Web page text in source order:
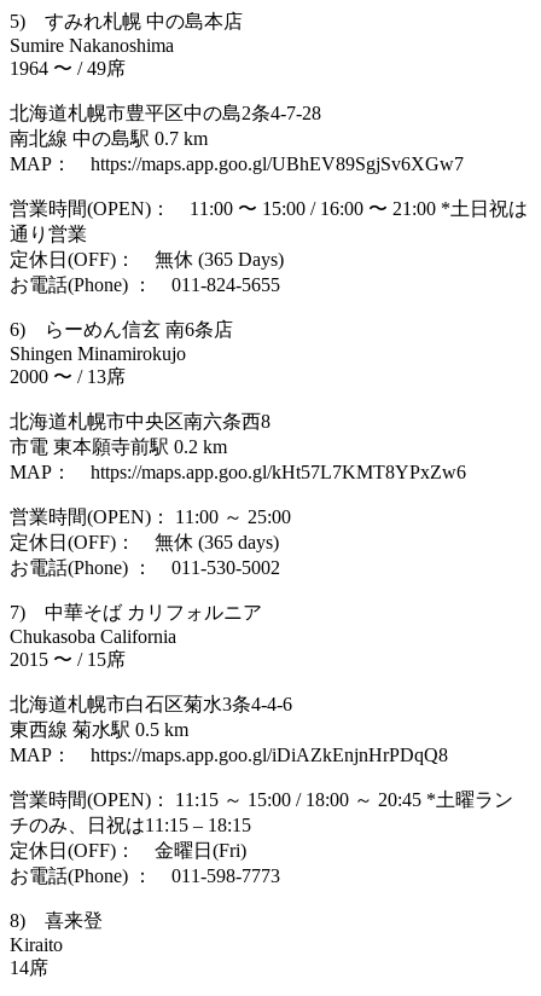
5) すみれ札幌 中の島本店
Sumire Nakanoshima
1964 〜 / 49席
北海道札幌市豊平区中の島2条4-7-28
南北線 中の島駅 0.7 km
MAP： https://maps.app.goo.gl/UBhEV89SgjSv6XGw7
営業時間(OPEN)： 11:00 〜 15:00 / 16:00 〜 21:00 *土日祝は
通り営業
定休日(OFF)： 無休 (365 Days)
お電話(Phone) ： 011-824-5655
6) らーめん信玄 南6条店
Shingen Minamirokujo
2000 〜 / 13席
北海道札幌市中央区南六条西8
市電 東本願寺前駅 0.2 km
MAP： https://maps.app.goo.gl/kHt57L7KMT8YPxZw6
営業時間(OPEN)： 11:00 ～ 25:00
定休日(OFF)： 無休 (365 days)
お電話(Phone) ： 011-530-5002
7) 中華そば カリフォルニア
Chukasoba California
2015 〜 / 15席
北海道札幌市白石区菊水3条4-4-6
東西線 菊水駅 0.5 km
MAP： https://maps.app.goo.gl/iDiAZkEnjnHrPDqQ8
営業時間(OPEN)： 11:15 ～ 15:00 / 18:00 ～ 20:45 *土曜ラン
チのみ、日祝は11:15 – 18:15
定休日(OFF)： 金曜日(Fri)
お電話(Phone) ： 011-598-7773
8) 喜来登
Kiraito
14席